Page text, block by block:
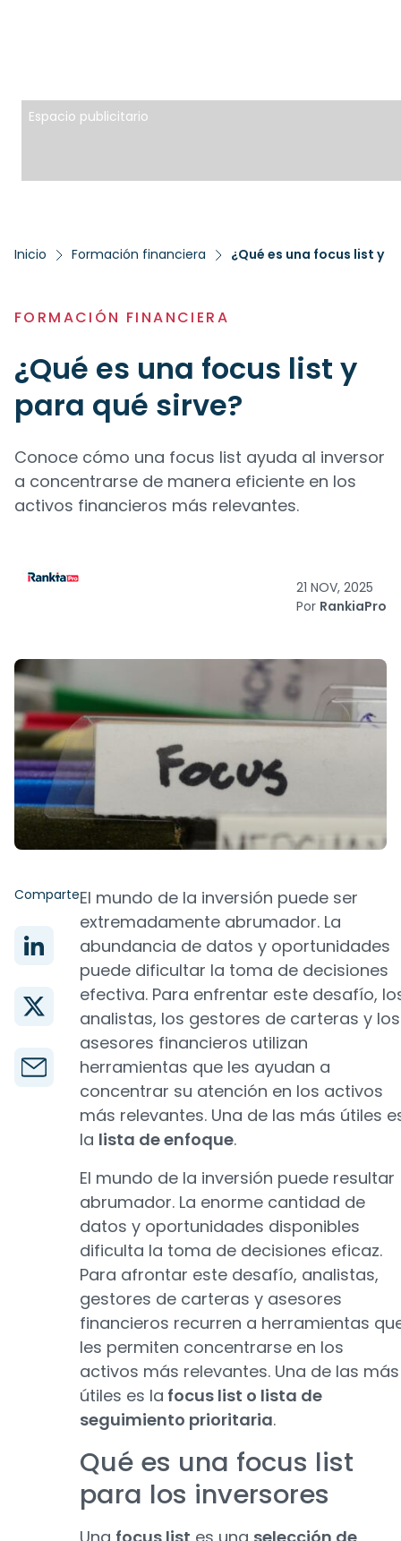
Espacio publicitario
Inicio Formación financiera ¿Qué es una focus list y
FORMACIÓN FINANCIERA
¿Qué es una focus list y
para qué sirve?
Conoce cómo una focus list ayuda al inversor
a concentrarse de manera eficiente en los
activos financieros más relevantes.
21 NOV, 2025
Por RankiaPro
ComparteEl mundo de la inversión puede ser
extremadamente abrumador. La
abundancia de datos y oportunidades
puede dificultar la toma de decisiones
efectiva. Para enfrentar este desafío,
analistas, los gestores de carteras y los
asesores financieros utilizan
herramientas que les ayudan a
concentrar su atención en los activos
más relevantes. Una de las más útiles
la lista de enfoque.
El mundo de la inversión puede resultar
abrumador. La enorme cantidad de
datos y oportunidades disponibles
dificulta la toma de decisiones eficaz.
Para afrontar este desafío, analistas,
gestores de carteras y asesores
financieros recurren a herramientas
les permiten concentrarse en los
activos más relevantes. Una de las más
útiles es la focus list o lista de
seguimiento prioritaria.
Qué es una focus list
para los inversores